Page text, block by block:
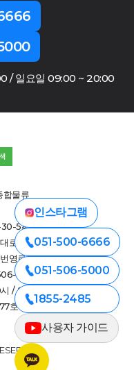
/ 일요일 09:00 ~ 20:00
합물류
54790
로 712-1
영로 308-1(하단동)
5000
/ 일요일 09시 ~ 20시)
호
인스타그램
051-500-6666
051-506-5000
1855-2485
사용자 가이드